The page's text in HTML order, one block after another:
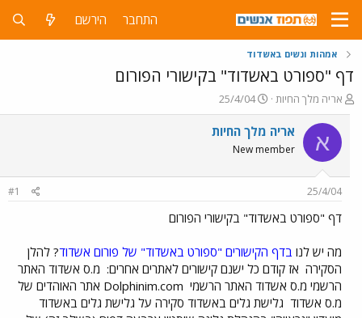
התחבר הירשם
אמהות ונשים באשדוד
דף "ספורט באשדוד" בקישורי הפורום
פ
ו
ת
ח
ה
ש
א
אריה מלך החיות
פ
ו
ר
ס
ם
ר
25/4/04
א אריה מלך החיות
New member
25/4/04
#1
דף "ספורט באשדוד" בקישורי הפורום
מה יש לנו בדף הקישורים "ספורט באשדוד" של פורום אשדוד? להלן
הסקירה אז קודם כל ישנם קישורים לאתרים אחרים: מ.ס אשדוד האתר
הרשמי מ.ס אשדוד האתר הרשמי
Dolphinim.com אתר האוהדים של
מ.ס אשדוד גלישת גלים באשדוד סקירה על גלישת גלים באשדוד